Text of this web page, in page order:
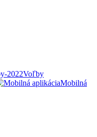
Voľby
Mobilná